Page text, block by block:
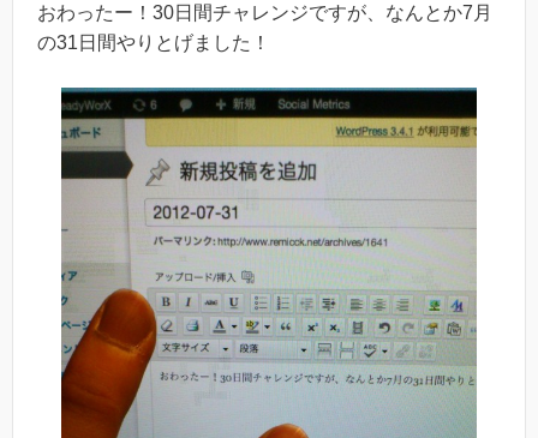
おわったー！30日間チャレンジですが、なんとか7月
の31日間やりとげました！